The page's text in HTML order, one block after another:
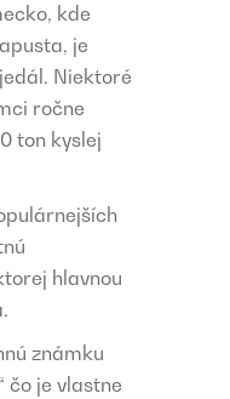
kde
je
Niektoré
ročne
ton kyslej
hlavnou
známku
čo je vlastne